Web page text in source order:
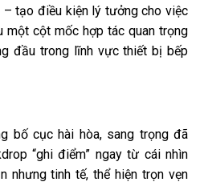
tạo điều kiện lý tưởng cho việc
một cột mốc hợp tác quan trọng
đầu trong lĩnh vực thiết bị bếp
bố cục hài hòa, sang trọng đã
“ghi điểm” ngay từ cái nhìn
nhưng tinh tế, thể hiện trọn vẹn